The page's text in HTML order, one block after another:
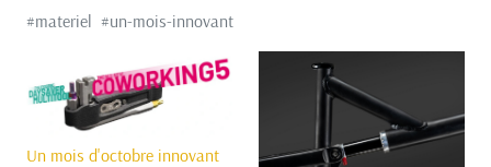
#materiel #un-mois-innovant
Un mois d'octobre innovant